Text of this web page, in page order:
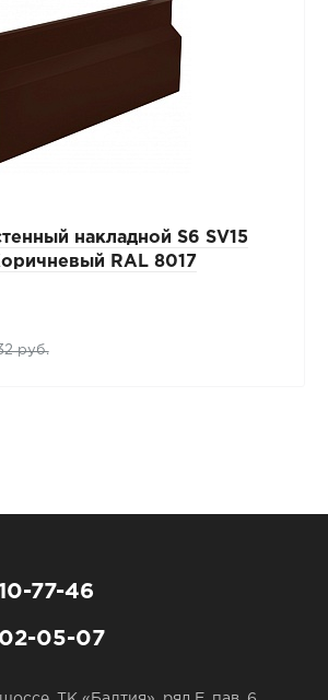
накладной S6 SV15
RAL 8017
руб.
77-46
05-07